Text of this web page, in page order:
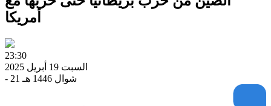
أمريكا
23:30
السبت 19 أبريل 2025
- 21 شوال 1446 هـ